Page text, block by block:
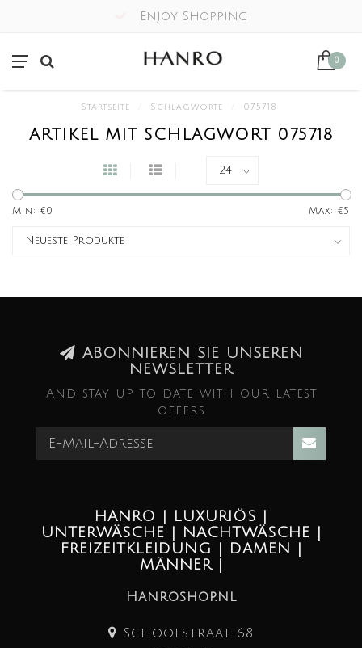
Enjoy Shopping
0
Startseite Schlagworte 075718
ARTIKEL MIT SCHLAGWORT 075718
Min: €0 Max: €5
ABONNIEREN SIE UNSEREN
NEWSLETTER
And stay up to date with our latest
offers
HANRO | LUXURIÖS |
UNTERWÄSCHE | NACHTWÄSCHE |
FREIZEITKLEIDUNG | DAMEN |
MÄNNER |
Hanroshop.nl
Schoolstraat 68